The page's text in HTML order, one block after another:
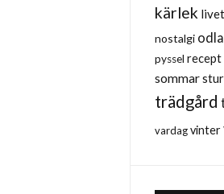
kärlek livet
nostalgi odla
pyssel recept
sommar
trädgård
vardag vinter